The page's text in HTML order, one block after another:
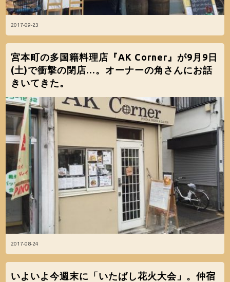
2017-09-23
2017-08-24
宮本町の多国籍料理店『AK Corner』が9月9日
(土)で衝撃の閉店…。オーナーの角さんにお話
きいてきた。
いよいよ今週末に「いたばし花火大会」。仲宿